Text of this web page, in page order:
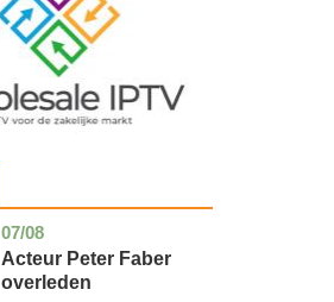
07/08
noord-
holland
glossy
Acteur Peter Faber
overleden